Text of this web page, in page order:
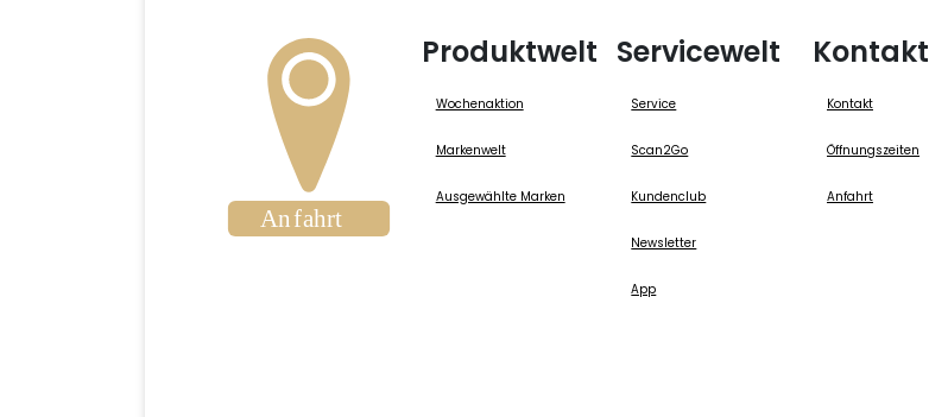
Produktwelt
Wochenaktion
Markenwelt
Ausgewählte Marken
Servicewelt
Service
Scan2Go
Kundenclub
Newsletter
App
Kontakt
Kontakt
Öffnungszeiten
Anfahrt